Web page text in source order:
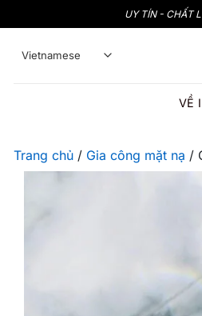
qua
UY TÍN - CHẤT
VỀ
Trang chủ / Gia công mặt nạ /